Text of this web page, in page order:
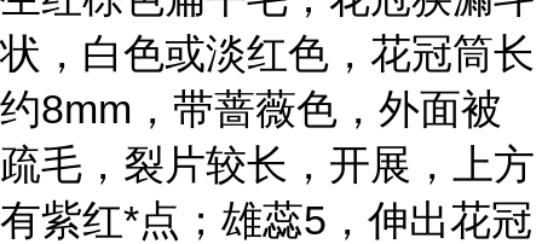
状，白色或淡红色，花冠筒长
约8mm，带蔷薇色，外面被
疏毛，裂片较长，开展，上方
有紫红*点；雄蕊5，伸出花冠